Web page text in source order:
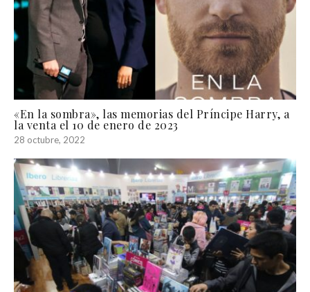
«En la sombra», las memorias del Príncipe Harry, a
la venta el 10 de enero de 2023
28 octubre, 2022